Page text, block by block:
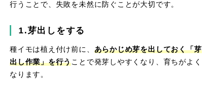
行うことで、失敗を未然に防ぐことが大切です。
1.芽出しをする
種イモは植え付け前に、 あらかじめ芽を出しておく「芽
出し作業」を行うことで発芽しやすくなり、育ちがよく
なります。